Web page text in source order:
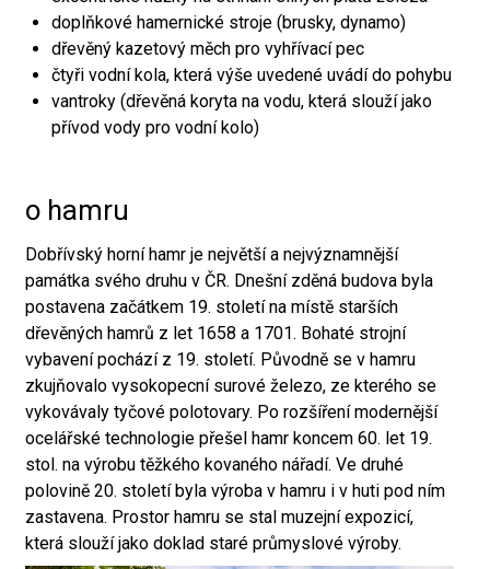
doplňkové hamernické stroje (brusky, dynamo)
dřevěný kazetový měch pro vyhřívací pec
čtyři vodní kola, která výše uvedené uvádí do pohybu
vantroky (dřevěná koryta na vodu, která slouží jako
přívod vody pro vodní kolo)
o hamru
Dobřívský horní hamr je největší a nejvýznamnější
památka svého druhu v ČR. Dnešní zděná budova byla
postavena začátkem 19. století na místě starších
dřevěných hamrů z let 1658 a 1701. Bohaté strojní
vybavení pochází z 19. století. Původně se v hamru
zkujňovalo vysokopecní surové železo, ze kterého se
vykovávaly tyčové polotovary. Po rozšíření modernější
ocelářské technologie přešel hamr koncem 60. let 19.
stol. na výrobu těžkého kovaného nářadí. Ve druhé
polovině 20. století byla výroba v hamru i v huti pod ním
zastavena. Prostor hamru se stal muzejní expozicí,
která slouží jako doklad staré průmyslové výroby.